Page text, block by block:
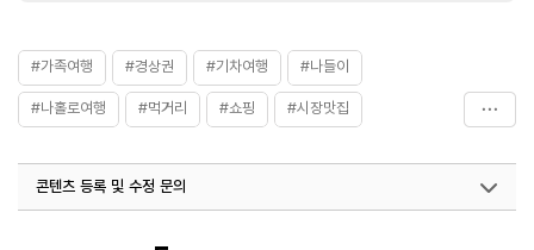
#가족여행 #경상권 #기차여행 #나들이
#나홀로여행 #먹거리 #쇼핑 #시장맛집
#전통시장투어 #진해전통시장
콘텐츠 등록 및 수정 문의